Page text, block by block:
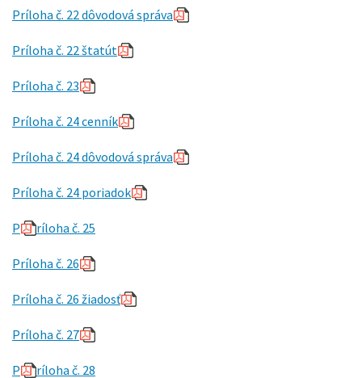
Príloha č. 22 dôvodová správa
Príloha č. 22 štatút
Príloha č. 23
Príloha č. 24 cenník
Príloha č. 24 dôvodová správa
Príloha č. 24 poriadok
P ríloha č. 25
Príloha č. 26
Príloha č. 26 žiadosť
Príloha č. 27
P ríloha č. 28